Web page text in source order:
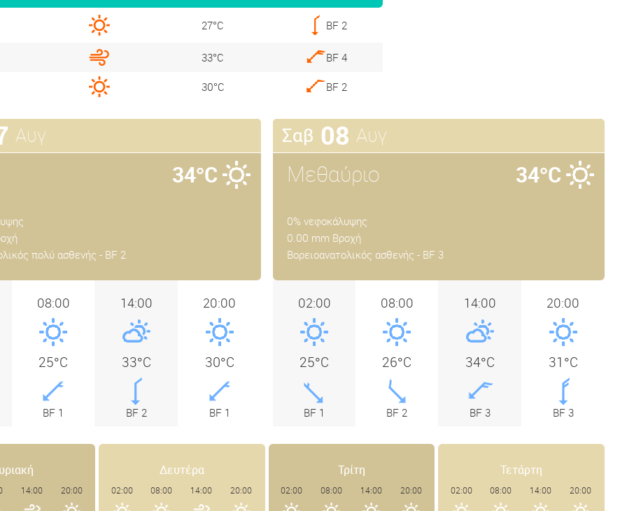
27°C BF 2
33°C BF 4
30°C BF 2
Αυγ
34°C
πολύ ασθενής - BF 2
08:00
25°C
BF 1
14:00
33°C
BF 2
20:00
30°C
BF 1
Σαβ 08 Αυγ
Μεθαύριο 34°C
0% νεφοκάλυψης
0.00 mm Βροχή
Βορειοανατολικός ασθενής - BF 3
02:00
25°C
BF 1
08:00
26°C
BF 2
14:00
34°C
BF 3
20:00
31°C
BF 3
14:00 20:00
Δευτέρα
02:00 08:00 14:00 20:00
Τρίτη
02:00 08:00 14:00 20:00
Τετάρτη
02:00 08:00 14:00 20:00